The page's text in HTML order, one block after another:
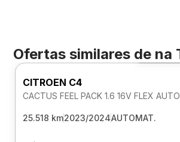
Ofertas similares de na
Foto
CITROEN C4
25.518 km2023/2024AUTOMAT.